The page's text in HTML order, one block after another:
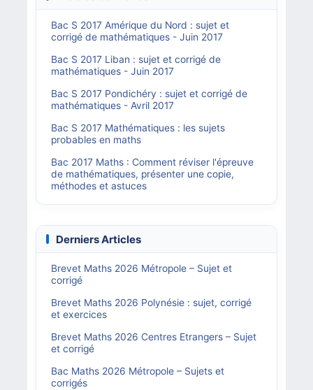
Bac S 2017 Amérique du Nord : sujet et
corrigé de mathématiques - Juin 2017
Bac S 2017 Liban : sujet et corrigé de
mathématiques - Juin 2017
Bac S 2017 Pondichéry : sujet et corrigé de
mathématiques - Avril 2017
Bac S 2017 Mathématiques : les sujets
probables en maths
Bac 2017 Maths : Comment réviser l'épreuve
de mathématiques, présenter une copie,
méthodes et astuces
Derniers Articles
Brevet Maths 2026 Métropole – Sujet et
corrigé
Brevet Maths 2026 Polynésie : sujet, corrigé
et exercices
Brevet Maths 2026 Centres Etrangers – Sujet
et corrigé
Bac Maths 2026 Métropole – Sujets et
corrigés